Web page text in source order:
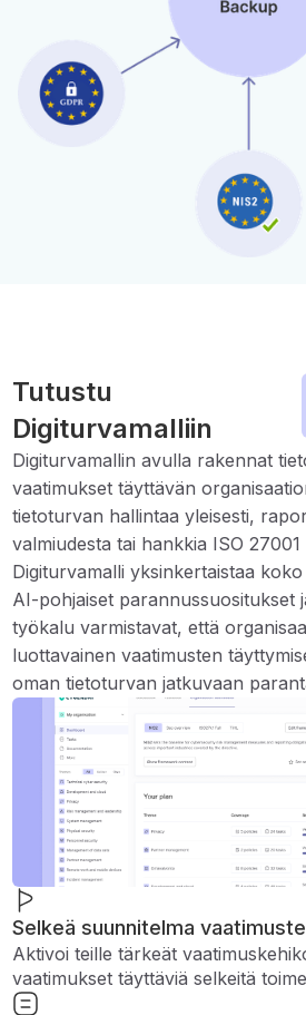
Tutustu
Digiturvamalliin
Digiturvamallin avulla rakennat
vaatimukset täyttävän
tietoturvan hallintaa yleisesti,
valmiudesta tai hankkia ISO
Digiturvamalli yksinkertaistaa
AI-pohjaiset parannussuositukset
työkalu varmistavat, että
luottavainen vaatimusten
oman tietoturvan jatkuvaan
Selkeä suunnitelma
Aktivoi teille tärkeät
vaatimukset täyttäviä selkeitä